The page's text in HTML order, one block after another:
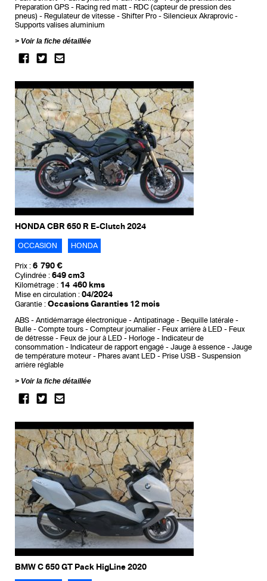
Preparation GPS
Racing red matt
RDC (capteur de pression des
pneus)
Regulateur de vitesse Shifter Pro
Silencieux Akraprovic
Supports valises aluminium
Voir la fiche détaillée
HONDA CBR 650 R E-Clutch 2024
OCCASION HONDA
Prix : 6 790 €
Cylindrée : 649 cm3
Kilométrage : 14 460 kms
Mise en circulation : 04/2024
Garantie : Occasions Garanties 12 mois
ABS Antidémarrage électronique Antipatinage
Bequille latérale
Bulle
Compte tours Compteur journalier Feux arrière à LED
Feux
de détresse
Feux de jour à LED Horloge
Indicateur de
consommation
Indicateur de rapport engagé Jauge à essence
Jauge
de température moteur
Phares avant LED Prise USB
Suspension
arrière réglable
Voir la fiche détaillée
BMW C 650 GT Pack HigLine 2020